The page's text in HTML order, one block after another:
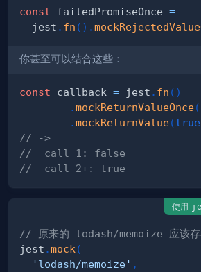
const failedPromiseOnce =
  jest
. fn ( ) .
你甚至可以结合这些：
const callback = jest . fn ( )
.mockReturnValueOnce(
.mockReturnValue(true
// ->
//  call 1: false
//  call 2+: true
使用
// 原来的 lodash/memoize 应该存
jest .mock (
'lodash/memoize' ,